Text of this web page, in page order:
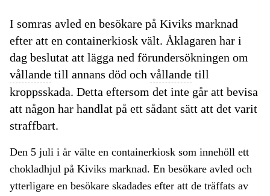
I somras avled en besökare på Kiviks marknad
efter att en containerkiosk vält. Åklagaren har i
dag beslutat att lägga ned förundersökningen om
vållande till annans död och vållande till
kroppsskada. Detta eftersom det inte går att bevisa
att någon har handlat på ett sådant sätt att det varit
straffbart.
Den 5 juli i år välte en containerkiosk som innehöll ett
chokladhjul på Kiviks marknad. En besökare avled och
ytterligare en besökare skadades efter att de träffats av